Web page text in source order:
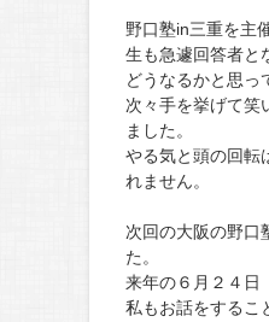
野口塾in三重を主
生も急遽回答者と
どうなるかと思っ
次々手を挙げて笑
ました。
やる気と頭の回転
れません。
次回の大阪の野口
た。
来年の６月２４日
私もお話をするこ